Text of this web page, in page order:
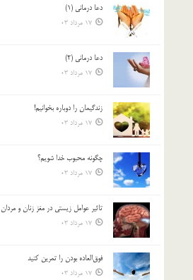
دعا درمانی (1)
17 مرداد 03
دعا درمانی (2)
17 مرداد 03
زندگيمان را دوباره بخوانيم!
17 مرداد 03
چگونه محبوب خدا شويم؟
17 مرداد 03
تاثیر عوامل زيستي در مغز زنان و مردان
17 مرداد 03
فوق‌العاده بودن را تمرين كنيد
17 مرداد 03